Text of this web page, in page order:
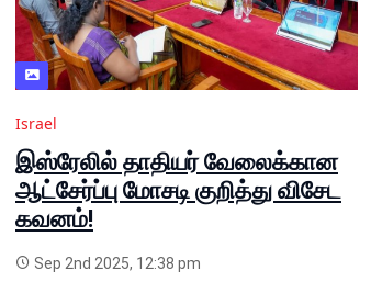
Israel
இஸ்ரேலில் தாதியர் வேலைக்கான
ஆட்சேர்ப்பு மோசடி குறித்து விசேட
கவனம்!
Sep 2nd 2025, 12:38 pm